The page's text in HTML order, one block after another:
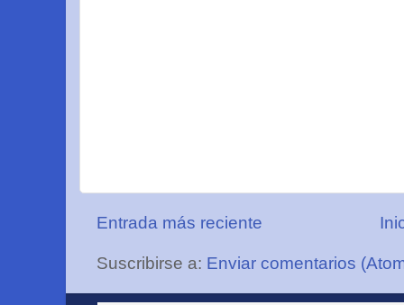
Entrada más reciente
Suscribirse a: Enviar comentarios